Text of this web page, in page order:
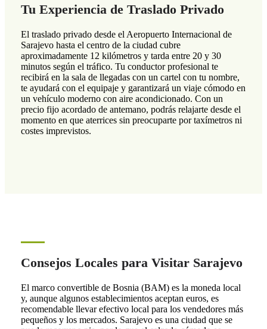
Tu Experiencia de Traslado Privado
El traslado privado desde el Aeropuerto Internacional de
Sarajevo hasta el centro de la ciudad cubre
aproximadamente 12 kilómetros y tarda entre 20 y 30
minutos según el tráfico. Tu conductor profesional te
recibirá en la sala de llegadas con un cartel con tu nombre,
te ayudará con el equipaje y garantizará un viaje cómodo en
un vehículo moderno con aire acondicionado. Con un
precio fijo acordado de antemano, podrás relajarte desde el
momento en que aterrices sin preocuparte por taxímetros ni
costes imprevistos.
Consejos Locales para Visitar Sarajevo
El marco convertible de Bosnia (BAM) es la moneda local
y, aunque algunos establecimientos aceptan euros, es
recomendable llevar efectivo local para los vendedores más
pequeños y los mercados. Sarajevo es una ciudad que se